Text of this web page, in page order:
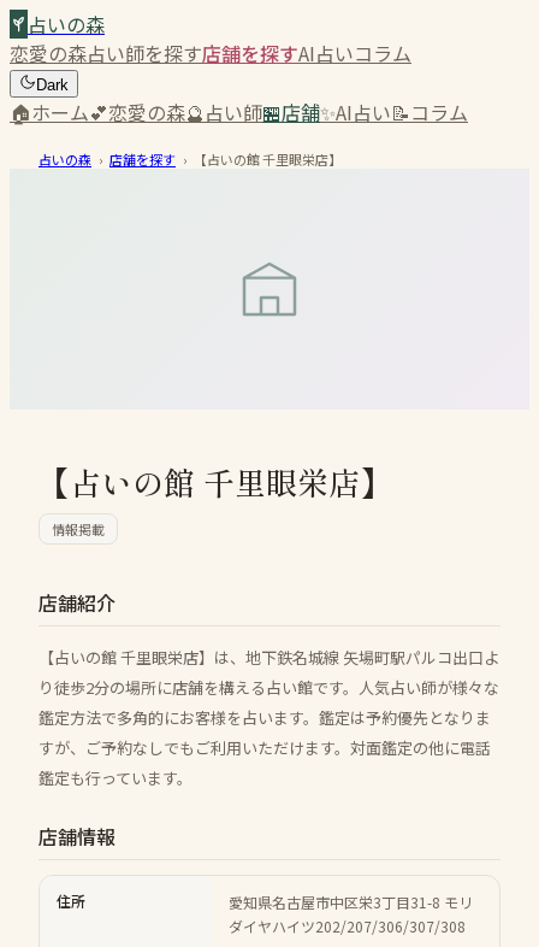
占いの森
恋愛の森占い師を探す店舗を探すAI占いコラム
Dark
🏠ホーム💕恋愛の森🔮占い師🏪店舗✨AI占い📝コラム
占いの森 › 店舗を探す › 【占いの館 千里眼栄店】
【占いの館 千里眼栄店】
情報掲載
店舗紹介
【占いの館 千里眼栄店】は、地下鉄名城線 矢場町駅パルコ出口よ
り徒歩2分の場所に店舗を構える占い館です。人気占い師が様々な
鑑定方法で多角的にお客様を占います。鑑定は予約優先となりま
すが、ご予約なしでもご利用いただけます。対面鑑定の他に電話
鑑定も行っています。
店舗情報
住所
愛知県名古屋市中区栄3丁目31-8 モリ
ダイヤハイツ202/207/306/307/308